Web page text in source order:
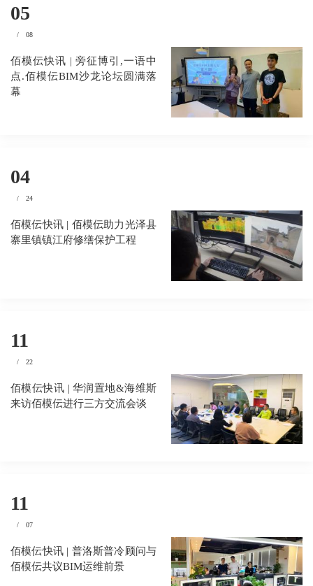
05
/ 08
佰模伝快讯 | 旁征博引,一语中
点.佰模伝BIM沙龙论坛圆满落
幕
04
/ 24
佰模伝快讯 | 佰模伝助力光泽县
寨里镇镇江府修缮保护工程
11
/ 22
佰模伝快讯 | 华润置地&海维斯
来访佰模伝进行三方交流会谈
11
/ 07
佰模伝快讯 | 普洛斯普冷顾问与
佰模伝共议BIM运维前景